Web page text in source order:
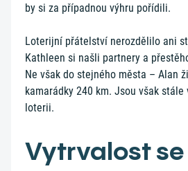
by si za případnou výhru pořídili.
Loterijní přátelství nerozdělilo ani
Kathleen si našli partnery a
Ne však do stejného města – Alan
kamarádky 240 km. Jsou však
loterii.
Vytrvalost se